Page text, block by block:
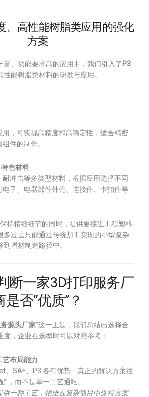
、高性能树脂类应用的强化
方案
富、功能要求高的应用中，我们引入了 P3
性能树脂类材料的研发与应用。
用，可实现高精度和高稳定性，适合精密
件的制作。
色材料
耐冲击等多类型材料，根据应用选择不同
电子、电器部件外壳、连接件、卡扣件等
保持精细细节的同时，提供更接近工程塑料
多过去只能通过传统加工实现的小型复杂
增材制造路径中。
断一家3D打印服务厂
是否“优质”？
源头厂家”这一主题，我们总结出选择合
度，企业在选型时可以对照参考：
艺布局能力
、SAF、P3 各有优势，真正的解决方案往
”，而不是单一工艺通吃。
供一种工艺，很难在复杂项目中保持方案